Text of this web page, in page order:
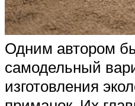
Одним автором
самодельный
изготовления